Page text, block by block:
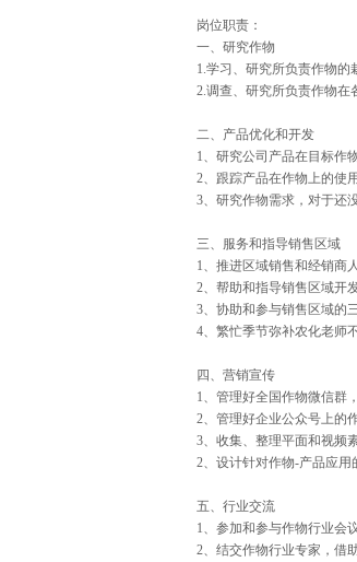
岗位职责：
一、研究作物
1.学习、研究所负责作物的
2.调查、研究所负责作物在
二、产品优化和开发
1、研究公司产品在目标作
2、跟踪产品在作物上的使
3、研究作物需求，对于还
三、服务和指导销售区域
1、推进区域销售和经销商
2、帮助和指导销售区域开
3、协助和参与销售区域的
4、繁忙季节弥补农化老师
四、营销宣传
1、管理好全国作物微信群
2、管理好企业公众号上的
3、收集、整理平面和视频
2、设计针对作物-产品应用
五、行业交流
1、参加和参与作物行业会
2、结交作物行业专家，借